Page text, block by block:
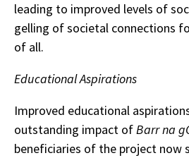
leading to improved levels of
gelling of societal connections
of all.
Educational Aspirations
Improved educational
outstanding impact ofBarr na
beneficiaries of the project now